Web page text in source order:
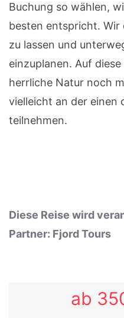
Buchung so wählen,
besten entspricht. Wir
zu lassen und
einzuplanen. Auf
herrliche Natur noch
vielleicht an der einen
teilnehmen.
Diese Reise wird
Partner: Fjord Tours
ab